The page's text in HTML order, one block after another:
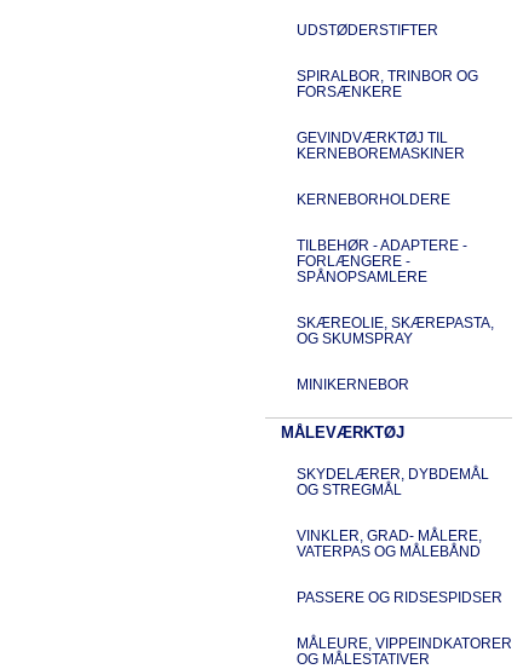
UDSTØDERSTIFTER
SPIRALBOR, TRINBOR OG
FORSÆNKERE
GEVINDVÆRKTØJ TIL
KERNEBOREMASKINER
KERNEBORHOLDERE
TILBEHØR - ADAPTERE -
FORLÆNGERE -
SPÅNOPSAMLERE
SKÆREOLIE, SKÆREPASTA,
OG SKUMSPRAY
MINIKERNEBOR
MÅLEVÆRKTØJ
SKYDELÆRER, DYBDEMÅL
OG STREGMÅL
VINKLER, GRAD- MÅLERE,
VATERPAS OG MÅLEBÅND
PASSERE OG RIDSESPIDSER
MÅLEURE, VIPPEINDKATORER
OG MÅLESTATIVER